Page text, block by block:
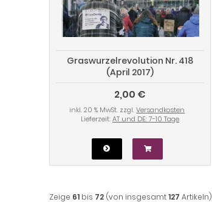
Graswurzelrevolution Nr. 418
(April 2017)
2,00 €
inkl. 20 % MwSt. zzgl.Versandkosten
Lieferzeit:AT und DE: 7-10 Tage
Zeige 61 bis 72 (von insgesamt127 Artikeln)